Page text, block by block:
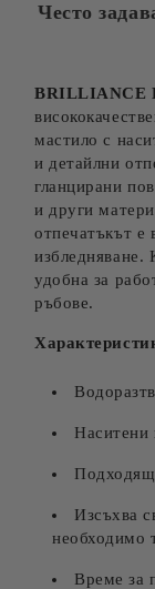
Често
BRILLIANCE
мастило с
и детайлни
гланцирани
и други
отпечатъкът е
избледняване.
удобна за
ръбове.
Наситени
Изсъхва
необходимо
Време за